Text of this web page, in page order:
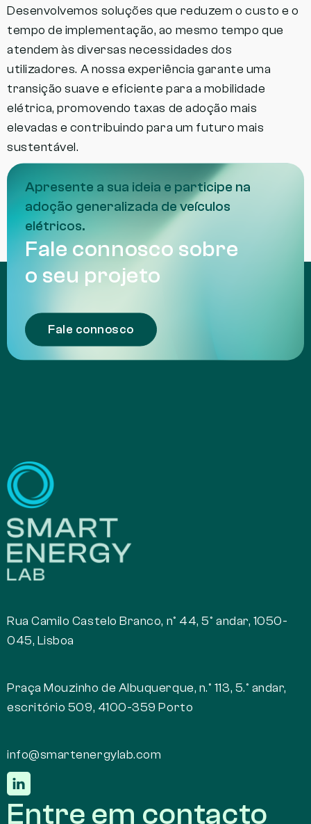
Desenvolvemos soluções que reduzem o custo e o
tempo de implementação, ao mesmo tempo que
atendem às diversas necessidades dos
utilizadores. A nossa experiência garante uma
transição suave e eficiente para a mobilidade
elétrica, promovendo taxas de adoção mais
elevadas e contribuindo para um futuro mais
sustentável.
Fale connosco sobre
o seu projeto
Fale connosco
Apresente a sua ideia e participe na
adoção generalizada de veículos
elétricos.
Rua Camilo Castelo Branco, nº 44, 5º andar, 1050-
045, Lisboa
Praça Mouzinho de Albuquerque, n.º 113, 5.º andar,
escritório 509, 4100-359 Porto
info@smartenergylab.com
Entre em contacto